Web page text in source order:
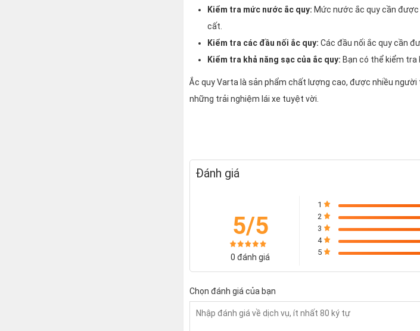
Kiểm tra mức nước ắc quy: Mức nước ắc quy cần
cất.
Kiểm tra các đầu nối ắc quy: Các đầu nối ắc quy cần
Kiểm tra khả năng sạc của ắc quy: Bạn có thể kiểm tra
Ắc quy Varta là sản phẩm chất lượng cao, được nhiều
những trải nghiệm lái xe tuyệt vời.
Đánh giá
5/5
0 đánh giá
1
2
3
4
5
Chọn đánh giá của bạn